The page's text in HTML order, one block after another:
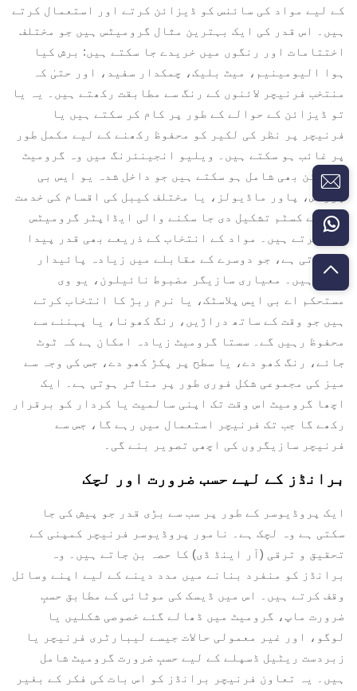
کے لیے مواد کی سائنس کو ڈیزائن کرتے اور استعمال کرتے
ہیں۔ اس قدر کی ایک بہترین مثال گرومیٹس ہیں جو مختلف
اختتامات اور رنگوں میں خریدے جا سکتے ہیں: برش کیا
ہوا الیومینیم، میٹ بلیک، چمکدار سفید، اور حتیٰ کہ
منتخب فرنیچر لائنوں کے رنگ سے مطابقت رکھتے ہیں۔ یہ یا
تو ڈیزائن کے حوالے کے طور پر کام کر سکتے ہیں یا
فرنیچر پر نظر کی لکیر کو محفوظ رکھنے کے لیے مکمل طور
پر غائب ہو سکتے ہیں۔ ویلیو انجینئرنگ میں وہ گرومیٹ
ڈیزائن بھی شامل ہو سکتے ہیں جو داخل شدہ یو ایس بی
پورٹس، پاور ماڈیولز، یا مختلف کیبل کی اقسام کی خدمت
کے لیے کسٹم تشکیل دی جا سکنے والی ایڈاپٹر گرومیٹس
پیش کرتے ہیں۔ مواد کے انتخاب کے ذریعے بھی قدر پیدا
کی جاتی ہے، جو دوسرے کے مقابلے میں زیادہ پائیدار
ہوتے ہیں۔ معیاری سازیگر مضبوط نائیلون، یو وی
مستحکم اے بی ایس پلاسٹک، یا نرم ربڑ کا انتخاب کرتے
ہیں جو وقت کے ساتھ دراڑیں، رنگ کھونا، یا پہننے سے
محفوظ رہیں گے۔ سستا گرومیٹ زیادہ امکان ہے کہ ٹوٹ
جائے، رنگ کھو دے، یا سطح پر پکڑ کھو دے، جس کی وجہ سے
میز کی مجموعی شکل فوری طور پر متاثر ہوتی ہے۔ ایک
اچھا گرومیٹ اس وقت تک اپنی سالمیت یا کردار کو برقرار
رکھے گا جب تک فرنیچر استعمال میں رہے گا، جس سے
فرنیچر سازیگروں کی اچھی تصویر بنے گی۔
برانڈز کے لیے حسب ضرورت اور لچک
ایک پروڈیوسر کے طور پر سب سے بڑی قدر جو پیش کی جا
سکتی ہے وہ لچک ہے۔ نامور پروڈیوسر فرنیچر کمپنی کے
تحقیق و ترقی (آر اینڈ ڈی) کا حصہ بن جاتے ہیں۔ وہ
برانڈز کو منفرد بنانے میں مدد دینے کے لیے اپنے وسائل
وقف کرتے ہیں۔ اس میں ڈیسک کی موٹائی کے مطابق حسبِ
ضرورت ماپ، گرومیٹ میں ڈھالے گئے خصوصی شکلیں یا
لوگو، اور غیر معمولی حالات جیسے لیبارٹری فرنیچر یا
زبردست ریٹیل ڈسپلے کے لیے حسبِ ضرورت گرومیٹ شامل
ہیں۔ یہ تعاون فرنیچر برانڈز کو اس بات کی فکر کے بغیر